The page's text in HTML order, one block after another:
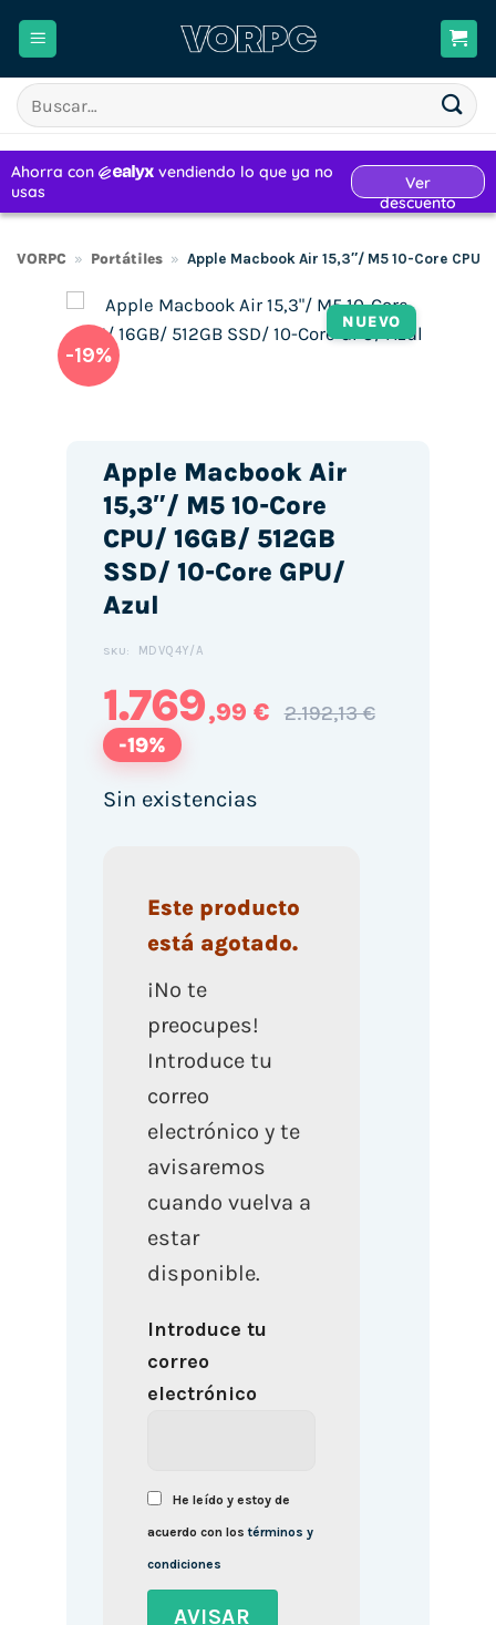
Buscar
por:
VORPC » Portátiles » Apple Macbook Air 15,3″/ M5 10-Core CPU/
NUEVO
-19%
Apple Macbook Air
15,3″/ M5 10-Core
CPU/ 16GB/ 512GB
SSD/ 10-Core GPU/
Azul
SKU: MDVQ4Y/A
1.769,99 € 2.192,13 €
-19%
Sin existencias
Este producto
está agotado.
¡No te
preocupes!
Introduce tu
correo
electrónico y te
avisaremos
cuando vuelva a
estar
disponible.
Introduce tu
correo
electrónico
He leído y estoy de
acuerdo con lostérminos y
condiciones